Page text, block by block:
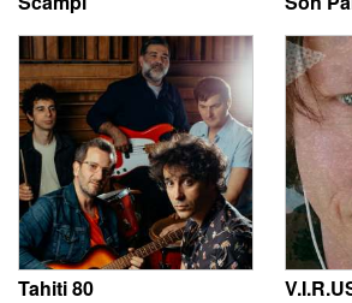
Tahiti 80